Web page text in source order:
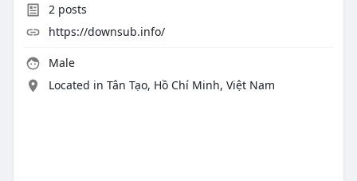
2posts
https://downsub.info/
Male
Located in Tân Tạo, Hồ Chí Minh, Việt Nam